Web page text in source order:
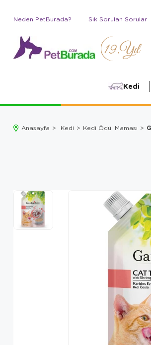
Neden PetBurada? Sık Sorulan Sorular
Kedi
Anasayfa Kedi Kedi Ödül Maması